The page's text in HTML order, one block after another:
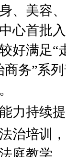
、美容
心首批
好满足“
商务”系
持续
培训，
庭教学